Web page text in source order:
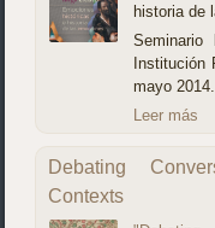
historia de
Institución
mayo 2014.
Leer más
Debating
Contexts